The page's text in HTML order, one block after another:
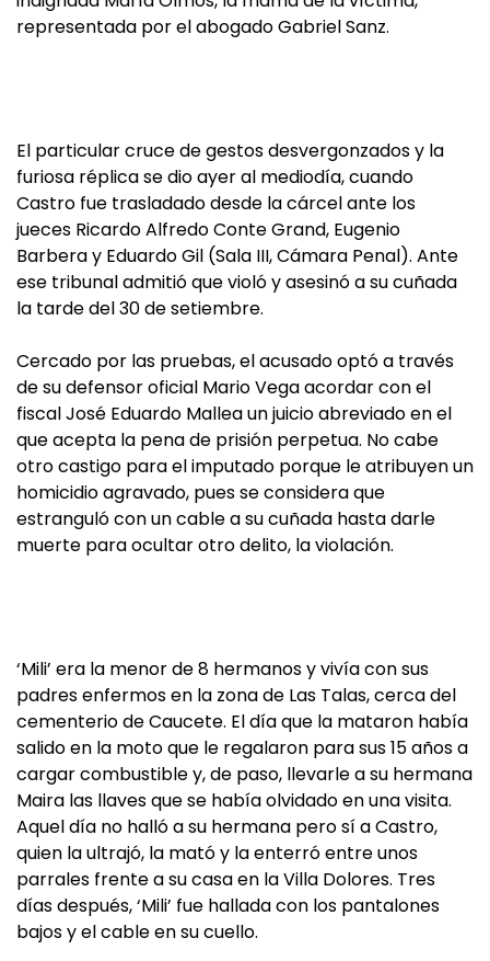
representada por el abogado Gabriel Sanz.
El particular cruce de gestos desvergonzados y la
furiosa réplica se dio ayer al mediodía, cuando
Castro fue trasladado desde la cárcel ante los
jueces Ricardo Alfredo Conte Grand, Eugenio
Barbera y Eduardo Gil (Sala III, Cámara Penal). Ante
ese tribunal admitió que violó y asesinó a su cuñada
la tarde del 30 de setiembre.
Cercado por las pruebas, el acusado optó a través
de su defensor oficial Mario Vega acordar con el
fiscal José Eduardo Mallea un juicio abreviado en el
que acepta la pena de prisión perpetua. No cabe
otro castigo para el imputado porque le atribuyen un
homicidio agravado, pues se considera que
estranguló con un cable a su cuñada hasta darle
muerte para ocultar otro delito, la violación.
‘Mili’ era la menor de 8 hermanos y vivía con sus
padres enfermos en la zona de Las Talas, cerca del
cementerio de Caucete. El día que la mataron había
salido en la moto que le regalaron para sus 15 años a
cargar combustible y, de paso, llevarle a su hermana
Maira las llaves que se había olvidado en una visita.
Aquel día no halló a su hermana pero sí a Castro,
quien la ultrajó, la mató y la enterró entre unos
parrales frente a su casa en la Villa Dolores. Tres
días después, ‘Mili’ fue hallada con los pantalones
bajos y el cable en su cuello.